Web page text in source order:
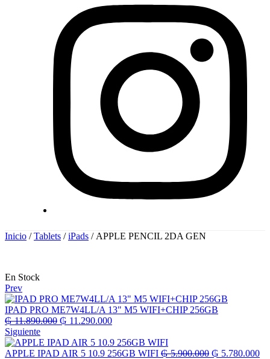
Inicio /Tablets /iPads / APPLE PENCIL 2DA GEN
Disponibilidad:
En Stock
Prev
IPAD PRO ME7W4LL/A 13" M5 WIFI+CHIP 256GB
₲11.890.000 El
original
era:
₲ 11.290.000El
actual
es:
Siguiente
APPLE IPAD AIR 5 10.9 256GB WIFI ₲5.900.000 El
₲ 5.780.000El